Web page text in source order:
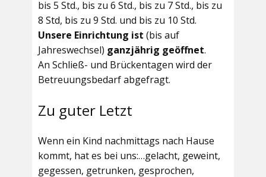
bis 5 Std., bis zu 6 Std., bis zu 7 Std., bis zu
8 Std, bis zu 9 Std. und bis zu 10 Std.
Unsere Einrichtung ist (bis auf
Jahreswechsel) ganzjährig geöffnet.
An Schließ- und Brückentagen wird der
Betreuungsbedarf abgefragt.
Zu guter Letzt
Wenn ein Kind nachmittags nach Hause
kommt, hat es bei uns:…gelacht, geweint,
gegessen, getrunken, gesprochen,